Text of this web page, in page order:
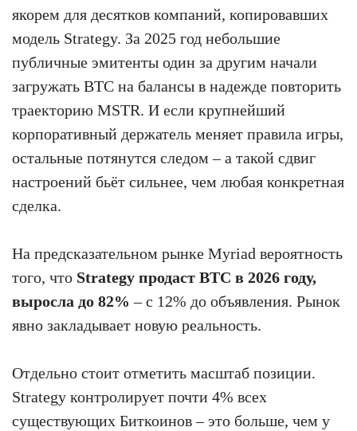
якорем для десятков компаний, копировавших
модель Strategy. За 2025 год небольшие
публичные эмитенты один за другим начали
загружать BTC на балансы в надежде повторить
траекторию MSTR. И если крупнейший
корпоративный держатель меняет правила игры,
остальные потянутся следом – а такой сдвиг
настроений бьёт сильнее, чем любая конкретная
сделка.
На предсказательном рынке Myriad вероятность
того, что Strategy продаст BTC в 2026 году,
выросла до 82% – с 12% до объявления. Рынок
явно закладывает новую реальность.
Отдельно стоит отметить масштаб позиции.
Strategy контролирует почти 4% всех
существующих Биткоинов – это больше, чем у